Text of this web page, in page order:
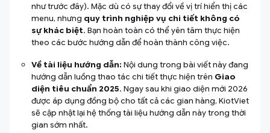
như trước đây). Mặc dù có sự thay đổi về vị trí hiển thị các
menu, nhưng quy trình nghiệp vụ chi tiết không có
sự khác biệt. Bạn hoàn toàn có thể yên tâm thực hiện
theo các bước hướng dẫn để hoàn thành công việc.
Về tài liệu hướng dẫn: Nội dung trong bài viết này đang
hướng dẫn luồng thao tác chi tiết thực hiện trên Giao
diện tiêu chuẩn 2025. Ngay sau khi giao diện mới 2026
được áp dụng đồng bộ cho tất cả các gian hàng, KiotViet
sẽ cập nhật lại hệ thống tài liệu hướng dẫn này trong thời
gian sớm nhất.